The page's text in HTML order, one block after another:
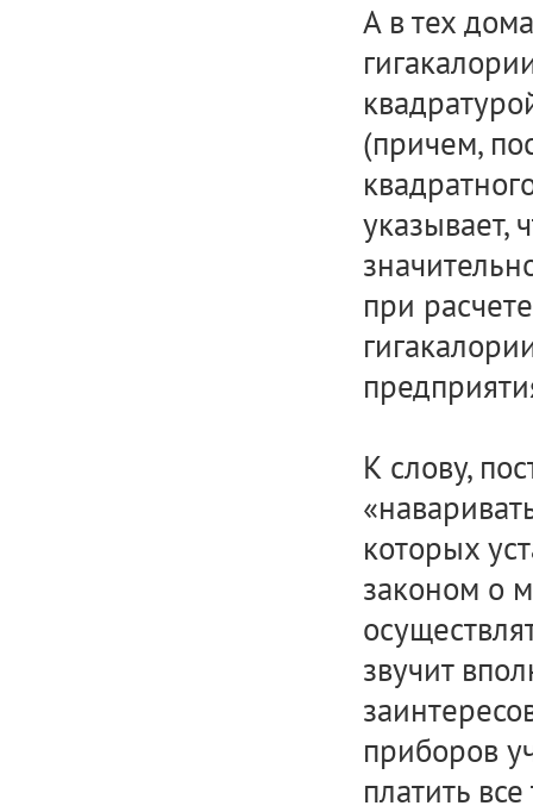
А в тех
(причем,
указывает,
при
К слову,
которых
законом о
звучит
приборов
платить